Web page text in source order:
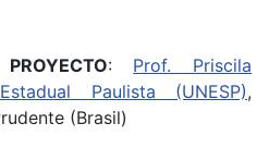
: Prof. Priscila
Paulista (UNESP),
(Brasil)